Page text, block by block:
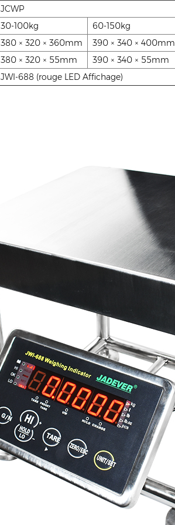
JCWP
30-100kg
60-150kg
380 × 320 × 360mm
390 × 340 × 400mm
380 × 320 × 55mm
390 × 340 × 55mm
JWI-688 (rouge LED Affichage)